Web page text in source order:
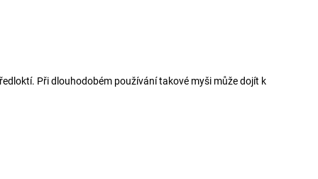
Při dlouhodobém používání takové myši může dojít k